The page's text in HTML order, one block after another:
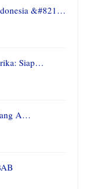
&#821…
Siap…
A…